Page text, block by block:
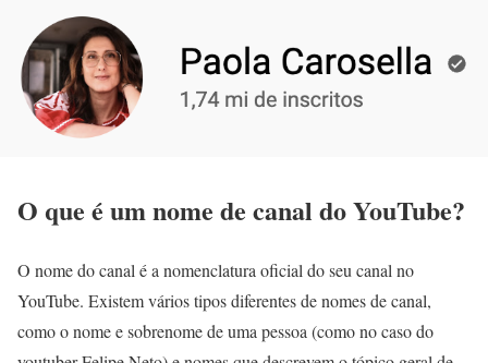
O que é um nome de canal do YouTube?
O nome do canal é a nomenclatura oficial do seu canal no
YouTube. Existem vários tipos diferentes de nomes de canal,
como o nome e sobrenome de uma pessoa (como no caso do